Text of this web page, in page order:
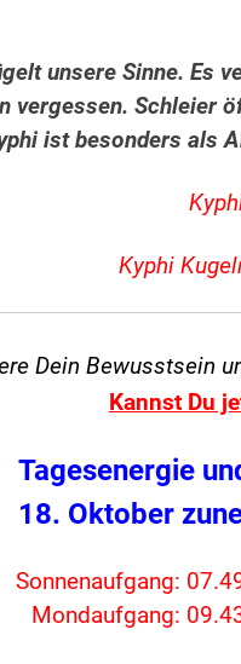
unsere Sinne. Es
vergessen. Schleier
ist besonders als
Kyphi
Dein Bewusstsein
Kannst Du
Tagesenergie
18. Oktober
Sonnenaufgang:
Mondaufgang: